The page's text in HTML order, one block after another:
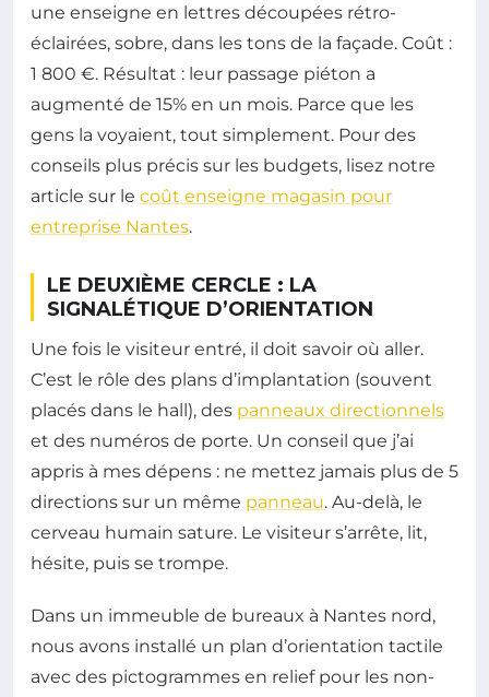
une enseigne en lettres découpées rétro-
éclairées, sobre, dans les tons de la façade. Coût :
1 800 €. Résultat : leur passage piéton a
augmenté de 15% en un mois. Parce que les
gens la voyaient, tout simplement. Pour des
conseils plus précis sur les budgets, lisez notre
article sur le coût enseigne magasin pour
entreprise Nantes.
LE DEUXIÈME CERCLE : LA
SIGNALÉTIQUE D’ORIENTATION
Une fois le visiteur entré, il doit savoir où aller.
C’est le rôle des plans d’implantation (souvent
placés dans le hall), des panneaux directionnels
et des numéros de porte. Un conseil que j’ai
appris à mes dépens : ne mettez jamais plus de 5
directions sur un même panneau. Au-delà, le
cerveau humain sature. Le visiteur s’arrête, lit,
hésite, puis se trompe.
Dans un immeuble de bureaux à Nantes nord,
nous avons installé un plan d’orientation tactile
avec des pictogrammes en relief pour les non-